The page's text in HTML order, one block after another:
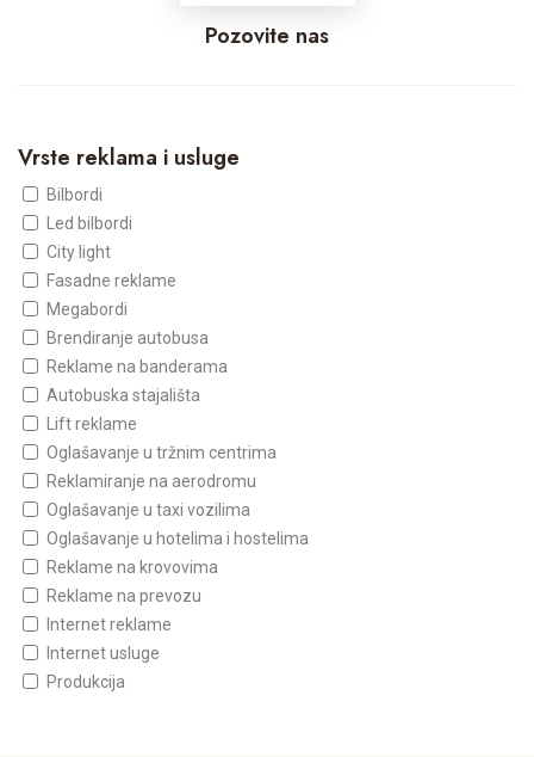
Pozovite nas
Vrste reklama i usluge
Bilbordi
Led bilbordi
City light
Fasadne reklame
Megabordi
Brendiranje autobusa
Reklame na banderama
Autobuska stajališta
Lift reklame
Oglašavanje u tržnim centrima
Reklamiranje na aerodromu
Oglašavanje u taxi vozilima
Oglašavanje u hotelima i hostelima
Reklame na krovovima
Reklame na prevozu
Internet reklame
Internet usluge
Produkcija